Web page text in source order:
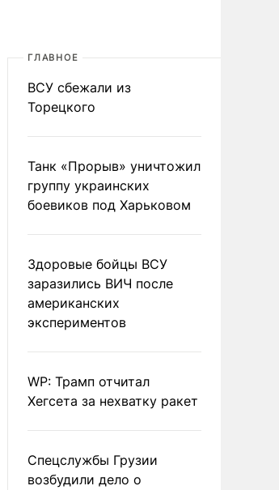
ГЛАВНОЕ
ВСУ сбежали из
Торецкого
Танк «Прорыв» уничтожил
группу украинских
боевиков под Харьковом
Здоровые бойцы ВСУ
заразились ВИЧ после
американских
экспериментов
WP: Трамп отчитал
Хегсета за нехватку ракет
Спецслужбы Грузии
возбудили дело о